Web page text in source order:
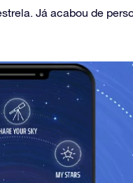
Já acabou de